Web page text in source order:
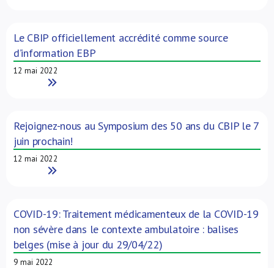
Le CBIP officiellement accrédité comme source
d’information EBP
12 mai 2022
Read More
Rejoignez-nous au Symposium des 50 ans du CBIP le 7
juin prochain!
12 mai 2022
Read More
COVID-19: Traitement médicamenteux de la COVID-19
non sévère dans le contexte ambulatoire : balises
belges (mise à jour du 29/04/22)
9 mai 2022